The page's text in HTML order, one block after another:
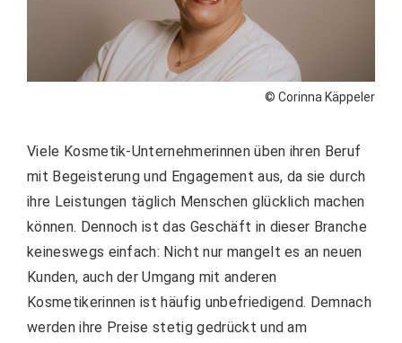
© Corinna Käppeler
Viele Kosmetik-Unternehmerinnen üben ihren Beruf
mit Begeisterung und Engagement aus, da sie durch
ihre Leistungen täglich Menschen glücklich machen
können. Dennoch ist das Geschäft in dieser Branche
keineswegs einfach: Nicht nur mangelt es an neuen
Kunden, auch der Umgang mit anderen
Kosmetikerinnen ist häufig unbefriedigend. Demnach
werden ihre Preise stetig gedrückt und am